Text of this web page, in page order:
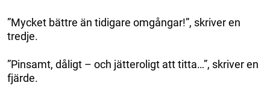
”Mycket bättre än tidigare omgångar!”, skriver en
tredje.
”Pinsamt, dåligt – och jätteroligt att titta…”, skriver en
fjärde.